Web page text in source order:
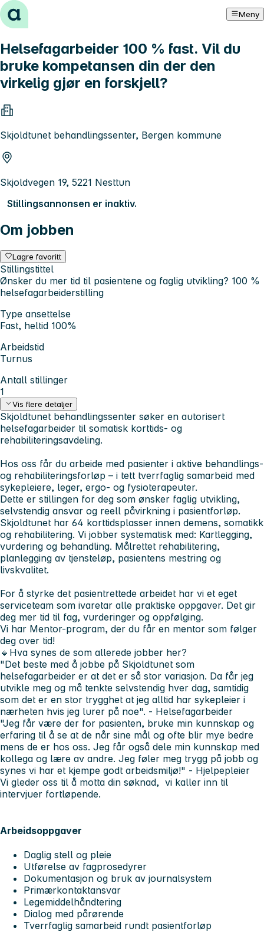
Hopp til innhold Meny
Helsefagarbeider 100 % fast. Vil du
bruke kompetansen din der den
virkelig gjør en forskjell?
Skjoldtunet behandlingssenter, Bergen kommune
Skjoldvegen 19, 5221 Nesttun
Stillingsannonsen er inaktiv.
Om jobben
Lagre favoritt
Stillingstittel
Ønsker du mer tid til pasientene og faglig utvikling? 100 %
helsefagarbeiderstilling
Type ansettelse
Fast, heltid 100%
Arbeidstid
Turnus
Antall stillinger
1
Vis flere detaljer
Skjoldtunet behandlingssenter søker en autorisert
helsefagarbeider til somatisk korttids- og
rehabiliteringsavdeling.
Hos oss får du arbeide med pasienter i aktive behandlings-
og rehabiliteringsforløp – i tett tverrfaglig samarbeid med
sykepleiere, leger, ergo- og fysioterapeuter.
Dette er stillingen for deg som ønsker faglig utvikling,
selvstendig ansvar og reell påvirkning i pasientforløp.
Skjoldtunet har 64 korttidsplasser innen demens, somatikk
og rehabilitering. Vi jobber systematisk med: Kartlegging,
vurdering og behandling. Målrettet rehabilitering,
planlegging av tjensteløp, pasientens mestring og
livskvalitet.
For å styrke det pasientrettede arbeidet har vi et eget
serviceteam som ivaretar alle praktiske oppgaver. Det gir
deg mer tid til fag, vurderinger og oppfølging.
Vi har Mentor-program, der du får en mentor som følger
deg over tid!
🔹 Hva synes de som allerede jobber her?
"Det beste med å jobbe på Skjoldtunet som
helsefagarbeider er at det er så stor variasjon. Da får jeg
utvikle meg og må tenkte selvstendig hver dag, samtidig
som det er en stor trygghet at jeg alltid har sykepleier i
nærheten hvis jeg lurer på noe". - Helsefagarbeider
"Jeg får være der for pasienten, bruke min kunnskap og
erfaring til å se at de når sine mål og ofte blir mye bedre
mens de er hos oss. Jeg får også dele min kunnskap med
kollega og lære av andre. Jeg føler meg trygg på jobb og
synes vi har et kjempe godt arbeidsmiljø!" - Hjelpepleier
Vi gleder oss til å motta din søknad, vi kaller inn til
intervjuer fortløpende.
Arbeidsoppgaver
Daglig stell og pleie
Utførelse av fagprosedyrer
Dokumentasjon og bruk av journalsystem
Primærkontaktansvar
Legemiddelhåndtering
Dialog med pårørende
Tverrfaglig samarbeid rundt pasientforløp